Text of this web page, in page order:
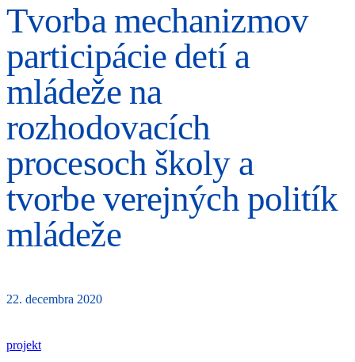
Tvorba mechanizmov
participácie detí a
mládeže na
rozhodovacích
procesoch školy a
tvorbe verejných politík
mládeže
22. decembra 2020
projekt